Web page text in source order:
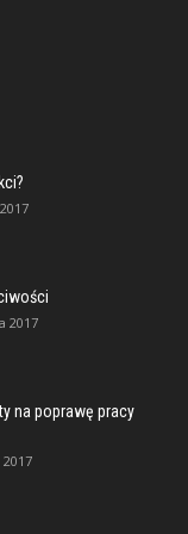
2017
na poprawę pracy